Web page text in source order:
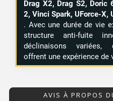
Drag X2, Drag S2, Doric
2, Vinci Spark, UForce-X,
. Avec une durée de vie
structure anti-fuite
déclinaisons variées,
offrent une expérience de
AVIS À PROPOS